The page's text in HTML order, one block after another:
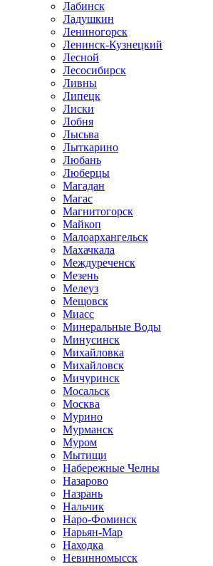
Лабинск
Ладушкин
Лениногорск
Ленинск-Кузнецкий
Лесной
Лесосибирск
Ливны
Липецк
Лиски
Лобня
Лысьва
Лыткарино
Любань
Люберцы
Магадан
Магас
Магнитогорск
Майкоп
Малоархангельск
Махачкала
Междуреченск
Мезень
Мелеуз
Мещовск
Миасс
Минеральные Воды
Минусинск
Михайловка
Михайловск
Мичуринск
Мосальск
Москва
Мурино
Мурманск
Муром
Мытищи
Набережные Челны
Назарово
Назрань
Нальчик
Наро-Фоминск
Нарьян-Мар
Находка
Невинномысск